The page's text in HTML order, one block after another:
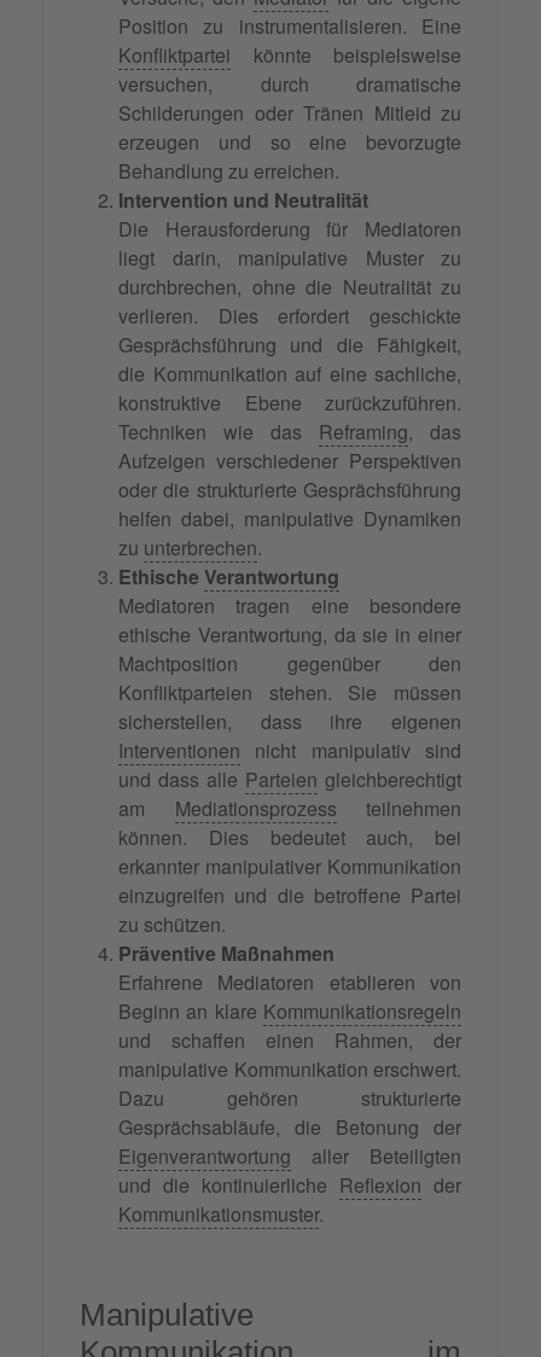
Position zu instrumentalisieren. Eine
Konfliktpartei könnte beispielsweise
versuchen, durch dramatische
Schilderungen oder Tränen Mitleid zu
erzeugen und so eine bevorzugte
Behandlung zu erreichen.
Intervention und Neutralität
Die Herausforderung für Mediatoren
liegt darin, manipulative Muster zu
durchbrechen, ohne die Neutralität zu
verlieren. Dies erfordert geschickte
Gesprächsführung und die Fähigkeit,
die Kommunikation auf eine sachliche,
konstruktive Ebene zurückzuführen.
Techniken wie das Reframing, das
Aufzeigen verschiedener Perspektiven
oder die strukturierte Gesprächsführung
helfen dabei, manipulative Dynamiken
zu unterbrechen.
Ethische Verantwortung
Mediatoren tragen eine besondere
ethische Verantwortung, da sie in einer
Machtposition gegenüber den
Konfliktparteien stehen. Sie müssen
sicherstellen, dass ihre eigenen
Interventionen nicht manipulativ sind
und dass alle Parteien gleichberechtigt
am Mediationsprozess teilnehmen
können. Dies bedeutet auch, bei
erkannter manipulativer Kommunikation
einzugreifen und die betroffene Partei
zu schützen.
Präventive Maßnahmen
Erfahrene Mediatoren etablieren von
Beginn an klare Kommunikationsregeln
und schaffen einen Rahmen, der
manipulative Kommunikation erschwert.
Dazu gehören strukturierte
Gesprächsabläufe, die Betonung der
Eigenverantwortung aller Beteiligten
und die kontinuierliche Reflexion der
Kommunikationsmuster.
Manipulative